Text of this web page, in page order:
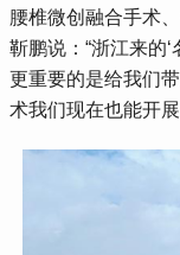
腰椎微创融合手术
靳鹏说：“浙江来的
更重要的是给我们
术我们现在也能开